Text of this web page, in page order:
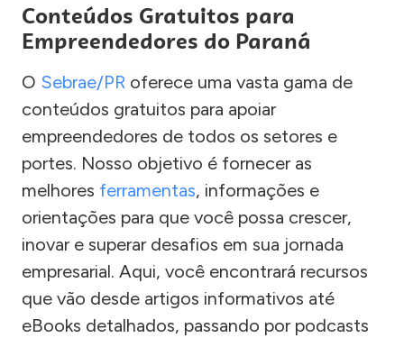
Conteúdos Gratuitos para
Empreendedores do Paraná
O Sebrae/PR oferece uma vasta gama de
conteúdos gratuitos para apoiar
empreendedores de todos os setores e
portes. Nosso objetivo é fornecer as
melhores ferramentas, informações e
orientações para que você possa crescer,
inovar e superar desafios em sua jornada
empresarial. Aqui, você encontrará recursos
que vão desde artigos informativos até
eBooks detalhados, passando por podcasts